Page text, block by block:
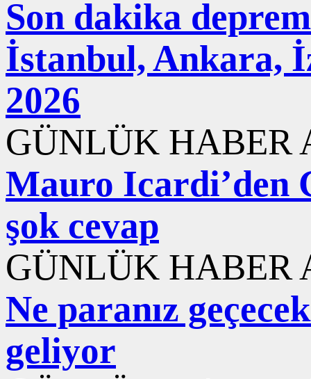
Son dakika
İstanbul, Ankara,
2026
GÜNLÜK HABER
Mauro Icardi’den
şok cevap
GÜNLÜK HABER
Ne paranız
geliyor